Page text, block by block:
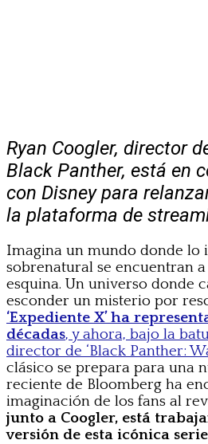
Ryan Coogler, director
Black Panther, está en
con Disney para
la plataforma de
Imagina un mundo donde lo
sobrenatural se encuentran
esquina. Un universo donde
esconder un misterio por
‘Expediente X’ ha
décadas, y ahora, bajo la
director de ‘Black Panther:
clásico se prepara para una
reciente de Bloomberg ha
imaginación de los fans al
junto a Coogler, está
versión de esta icónica serie